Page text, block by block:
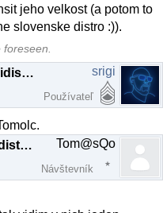
jeho velkost (a potom to
slovenske distro :)).
foreseen.
Re: programatorske minidistro na USB srigi
Používateľ
Re: programatorske minidistro na USB
Tom@sQo
Návštevník